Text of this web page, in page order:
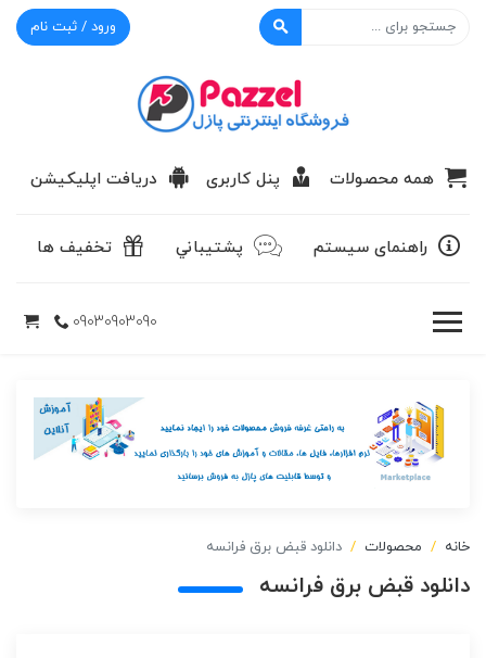
ورود / ثبت نام
همه محصولات پنل کاربری دریافت اپلیکیشن
راهنمای سیستم پشتيباني تخفیف ها
09030903090
خانه محصولات دانلود قبض برق فرانسه
دانلود قبض برق فرانسه